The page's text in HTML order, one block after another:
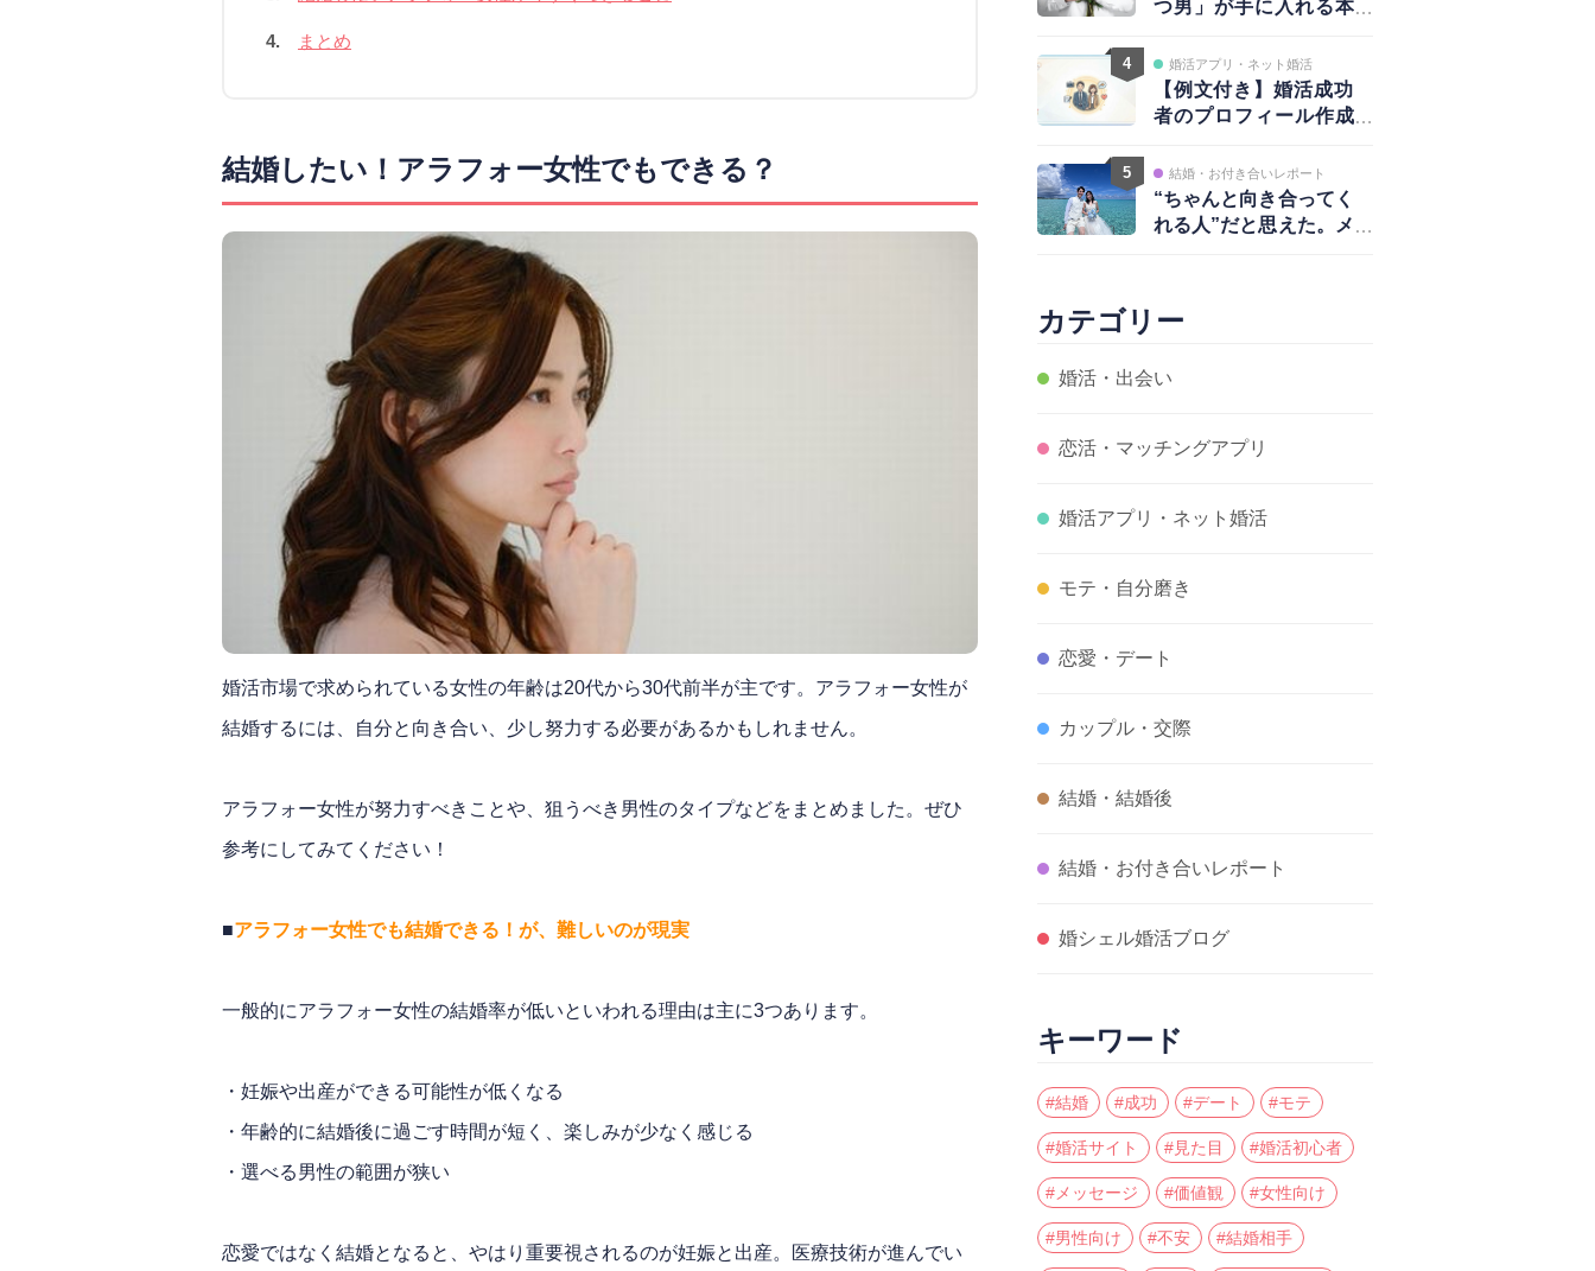
4. まとめ
結婚したい！アラフォー女性でもできる？
婚活市場で求められている女性の年齢は20代から30代前半が主です。アラフォー女性が
結婚するには、自分と向き合い、少し努力する必要があるかもしれません。
アラフォー女性が努力すべきことや、狙うべき男性のタイプなどをまとめました。ぜひ
参考にしてみてください！
■アラフォー女性でも結婚できる！が、難しいのが現実
一般的にアラフォー女性の結婚率が低いといわれる理由は主に3つあります。
・妊娠や出産ができる可能性が低くなる
・年齢的に結婚後に過ごす時間が短く、楽しみが少なく感じる
・選べる男性の範囲が狭い
恋愛ではなく結婚となると、やはり重要視されるのが妊娠と出産。医療技術が進んでい
つ男」が手に入れる本
自信
4 婚活アプリ・ネット婚活
【例文付き】婚活成功
者のプロフィール作成
アプローチ戦略まで完
全ガイド
5 結婚・お付き合いレポート
“ちゃんと向き合ってく
れる人”だと思えた。メ
カテゴリー
婚活・出会い
恋活・マッチングアプリ
婚活アプリ・ネット婚活
モテ・自分磨き
恋愛・デート
カップル・交際
結婚・結婚後
結婚・お付き合いレポート
婚シェル婚活ブログ
キーワード
#結婚 #成功 #デート #モテ
#婚活サイト #見た目 #婚活初心者
#メッセージ #価値観 #女性向け
#男性向け #不安 #結婚相手